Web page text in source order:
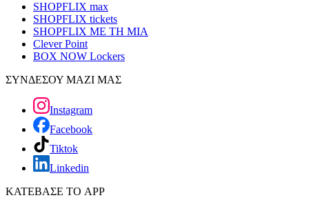
SHOPFLIX max
SHOPFLIX tickets
SHOPFLIX ΜΕ ΤΗ ΜΙΑ
Clever Point
BOX NOW Lockers
ΣΥΝΔΕΣΟΥ ΜΑΖΙ ΜΑΣ
Instagram
Facebook
Tiktok
Linkedin
ΚΑΤΕΒΑΣΕ ΤΟ APP